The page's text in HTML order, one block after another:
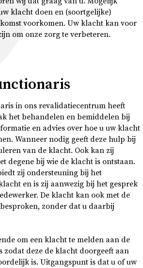
klacht doen en (soortgelijke)
voorkomen. Uw klacht kan voor
om onze zorg te verbeteren.
in ons revalidatiecentrum heeft
het behandelen en bemiddelen bij
en advies over hoe u uw klacht
Wanneer nodig geeft deze hulp bij
van de klacht. Ook kan zij
degene bij wie de klacht is ontstaan.
zij ondersteuning bij het
en is zij aanwezig bij het gesprek
De klacht kan ook met de
zonder dat u daarbij
om een klacht te melden aan de
deze de klacht doorgeeft aan
is. Uitgangspunt is dat u of uw